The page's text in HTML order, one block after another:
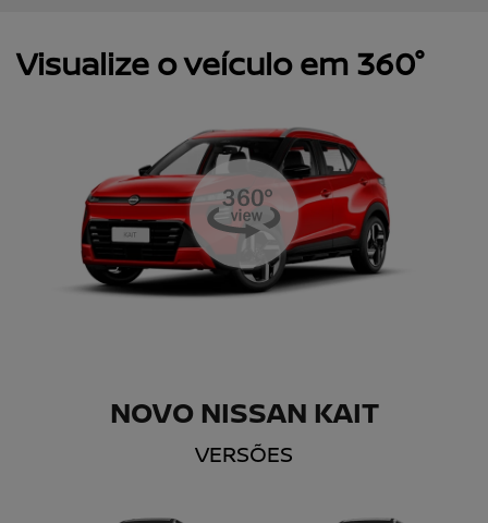
Visualize o veículo em 360°
NOVO NISSAN KAIT
VERSÕES